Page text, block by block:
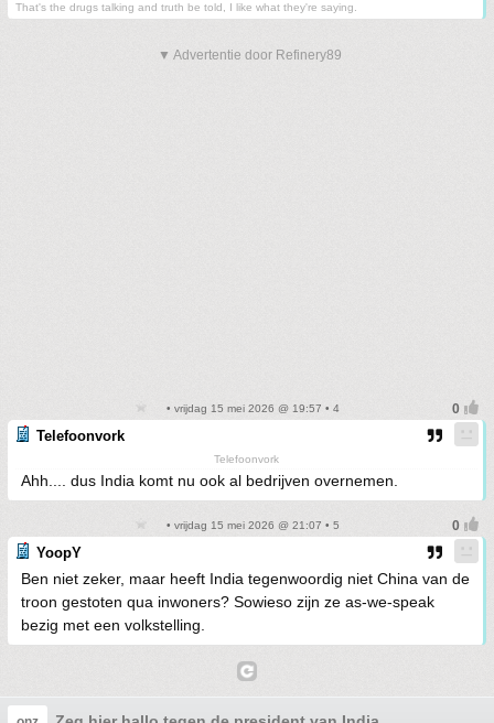
That's the drugs talking and truth be told, I like what they're saying.
▼ Advertentie door Refinery89
• vrijdag 15 mei 2026 @ 19:57 • 4
Telefoonvork
Telefoonvork
Ahh.... dus India komt nu ook al bedrijven overnemen.
• vrijdag 15 mei 2026 @ 21:07 • 5
YoopY
Ben niet zeker, maar heeft India tegenwoordig niet China van de
troon gestoten qua inwoners? Sowieso zijn ze as-we-speak
bezig met een volkstelling.